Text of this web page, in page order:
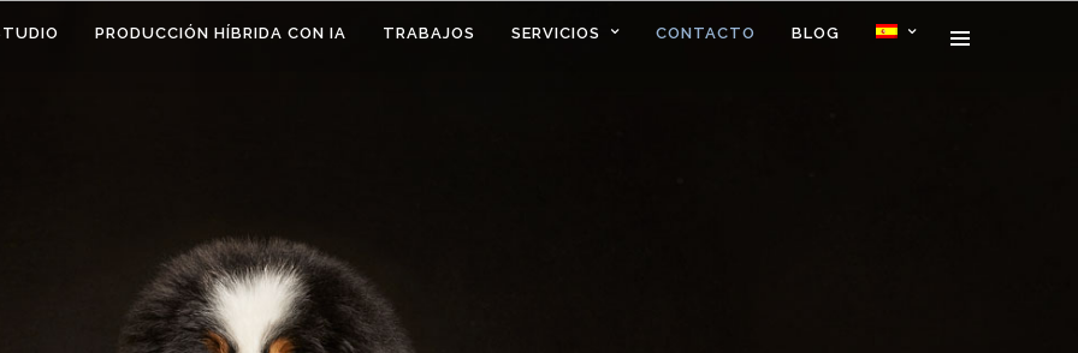
PRODUCCIÓN HÍBRIDA CON IA TRABAJOS SERVICIOS CONTACTO BLOG